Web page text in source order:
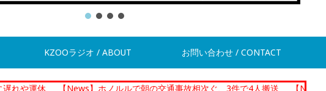
KZOOラジオ / ABOUT お問い合わせ / CONTACT
【News】ホノルルで朝の交通事故相次ぐ、3件で4人搬送 【News】ダニエル・